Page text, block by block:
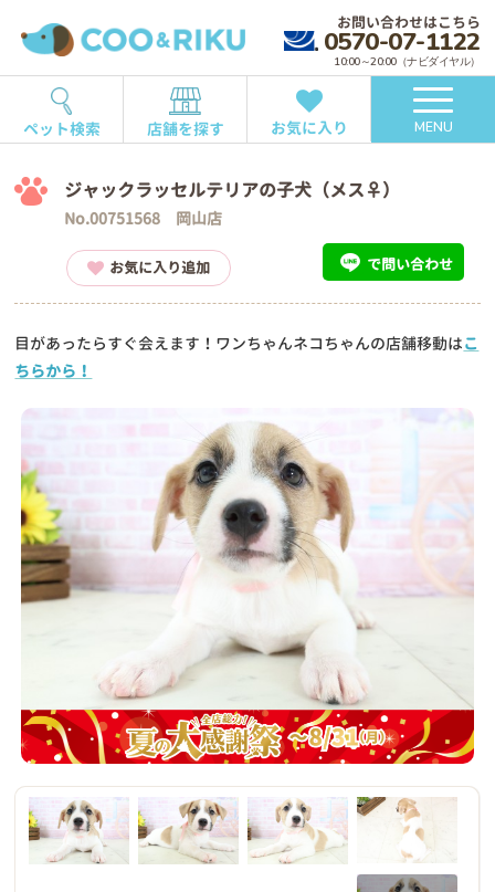
お問い合わせはこちら
0570-07-1122
10:00～20:00（ナビダイヤル）
ペット検索 店舗を探す お気に入り MENU
ジャックラッセルテリアの子犬（メス♀）
No.00751568 岡山店
お気に入り追加 で問い合わせ
目があったらすぐ会えます！ワンちゃんネコちゃんの店舗移動はこ
ちらから！